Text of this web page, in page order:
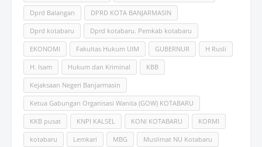
Dprd Balangan DPRD KOTA BANJARMASIN
Dprd kotabaru Dprd kotabaru. Pemkab kotabaru
EKONOMI Fakultas Hukum UlM GUBERNUR H Rusli
H. Isam Hukum dan Kriminal KBB
Kejaksaan Negeri Banjarmasin
Ketua Gabungan Organisasi Wanita (GOW) KOTABARU
KKB pusat KNPI KALSEL KONI KOTABARU KORMI
kotabaru Lemkari MBG Muslimat NU Kotabaru